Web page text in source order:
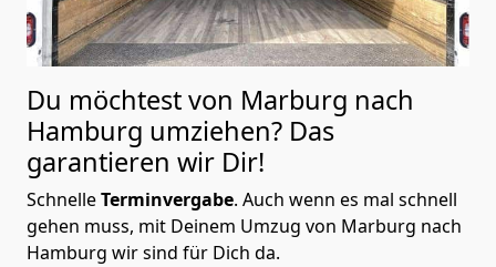
Du möchtest von Marburg nach
Hamburg umziehen? Das
garantieren wir Dir!
SchnelleTerminvergabe. Auch wenn es mal schnell
gehen muss, mit Deinem Umzug von Marburg nach
Hamburg wir sind für Dich da.